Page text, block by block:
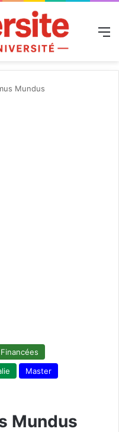
Mundus
Master
Mundus